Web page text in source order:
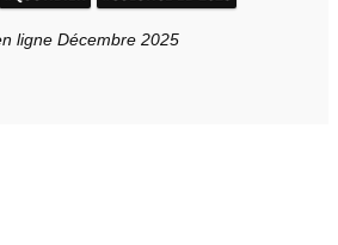
ligne Décembre 2025